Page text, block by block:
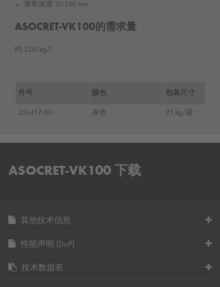
灌浆深度 20-100 mm
ASOCRET-VK100的需求量
约 2.00 kg/l
件号 颜色 包装尺寸
206417-001 灰色 25 kg/袋
ASOCRET-VK100 下载
其他技术信息
性能声明 (DoP)
技术数据表